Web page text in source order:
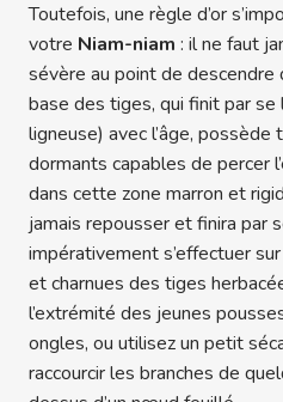
Toutefois, une règle d’or
votre Niam-niam : il ne faut
sévère au point de descendre
base des tiges, qui finit par
ligneuse) avec l’âge,
dormants capables de percer
dans cette zone marron et
jamais repousser et finira par
impérativement s’effectuer
et charnues des tiges
l’extrémité des jeunes
ongles, ou utilisez un petit
raccourcir les branches de